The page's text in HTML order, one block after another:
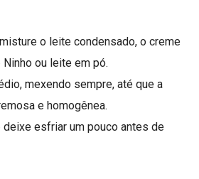
o leite condensado, o creme
ou leite em pó.
mexendo sempre, até que a
e homogênea.
esfriar um pouco antes de